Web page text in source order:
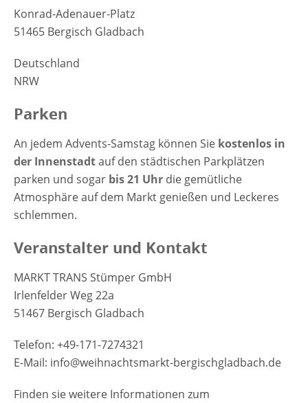
Konrad-Adenauer-Platz
51465 Bergisch Gladbach
Deutschland
NRW
Parken
An jedem Advents-Samstag können Sie kostenlos in
der Innenstadtauf den städtischen Parkplätzen
parken und sogar bis 21 Uhr die gemütliche
Atmosphäre auf dem Markt genießen und Leckeres
schlemmen.
Veranstalter und Kontakt
MARKT TRANS Stümper GmbH
Irlenfelder Weg 22a
51467 Bergisch Gladbach
Telefon: +49-171-7274321
E-Mail: info@weihnachtsmarkt-bergischgladbach.de
Finden sie weitere Informationen zum